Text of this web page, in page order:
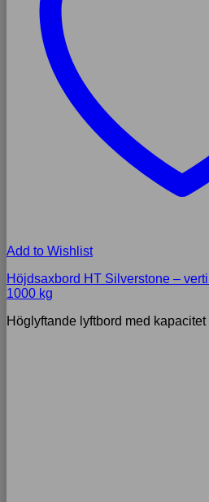
Add to Wishlist
Höjdsaxbord HT Silverstone –
1000 kg
Höglyftande lyftbord med